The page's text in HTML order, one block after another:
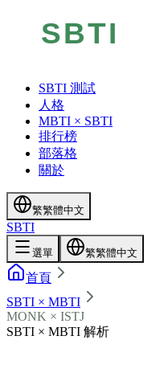
SBTI 測試
人格
MBTI × SBTI
排行榜
部落格
關於
繁繁體中文
SBTI
選單 繁繁體中文
首頁
SBTI × MBTI
MONK × ISTJ
SBTI × MBTI 解析